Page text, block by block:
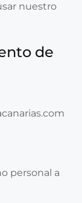
nuestro
de
personal a